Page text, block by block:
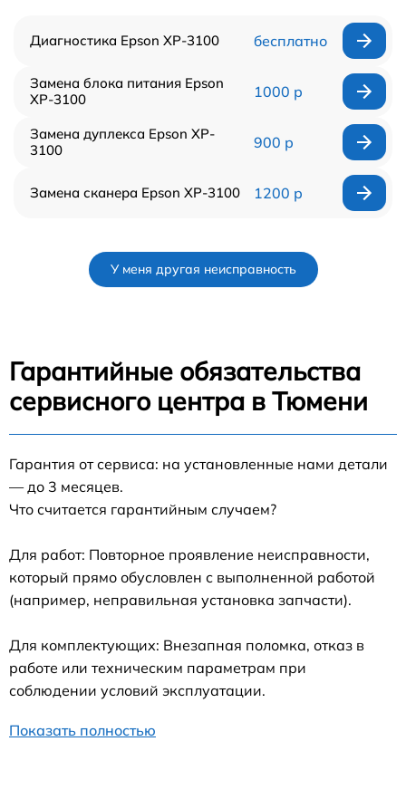
Диагностика Epson XP-3100 бесплатно
Замена блока питания Epson
XP-3100
1000 р
Замена дуплекса Epson XP-
3100
900 р
Замена сканера Epson XP-3100 1200 р
У меня другая неисправность
Гарантийные обязательства
сервисного центра в Тюмени
Гарантия от сервиса: на установленные нами детали
— до 3 месяцев.
Что считается гарантийным случаем?
Для работ: Повторное проявление неисправности,
который прямо обусловлен с выполненной работой
(например, неправильная установка запчасти).
Для комплектующих: Внезапная поломка, отказ в
работе или техническим параметрам при
соблюдении условий эксплуатации.
Показать полностью